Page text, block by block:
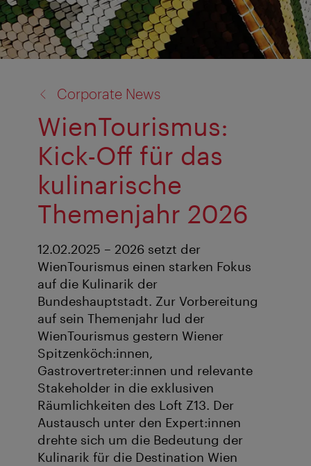
Corporate News
WienTourismus:
Kick-Off für das
kulinarische
Themenjahr 2026
12.02.2025 – 2026 setzt der
WienTourismus einen starken Fokus
auf die Kulinarik der
Bundeshauptstadt. Zur Vorbereitung
auf sein Themenjahr lud der
WienTourismus gestern Wiener
Spitzenköch:innen,
Gastrovertreter:innen und relevante
Stakeholder in die exklusiven
Räumlichkeiten des Loft Z13. Der
Austausch unter den Expert:innen
drehte sich um die Bedeutung der
Kulinarik für die Destination Wien